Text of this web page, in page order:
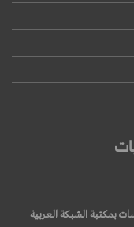
بمكتبة الشبكة العربية